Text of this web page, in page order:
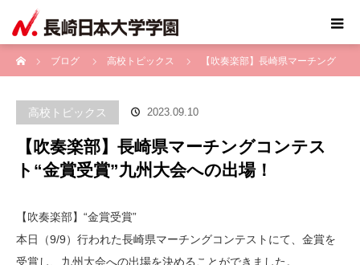
ブログ
高校トピックス 【吹奏楽部】長崎県マーチング
高校トピックス 2023.09.10
【吹奏楽部】長崎県マーチングコンテス
ト“金賞受賞”九州大会への出場！
【吹奏楽部】“金賞受賞”
本日（9/9）行われた長崎県マーチングコンテストにて、金賞を
受賞し、九州大会への出場を決めることができました。